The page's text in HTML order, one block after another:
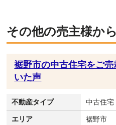
その他の売主様か
裾野市の中古住宅をご
いた声
不動産タイプ 中古住宅
エリア 裾野市